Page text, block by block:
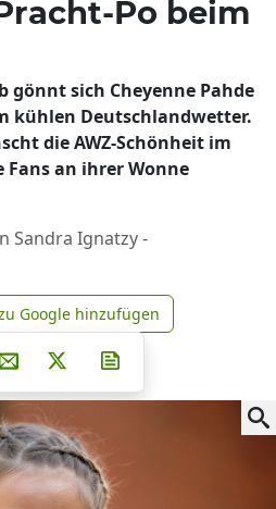
Po beim
gönnt sich Cheyenne Pahde
kühlen Deutschlandwetter.
die AWZ-Schönheit im
Fans an ihrer Wonne
Sandra Ignatzy -
news.de zu Google
Google hinzufügen
auf Facebook
Teilen auf Whatsapp
Teilen auf Telegram
auf Pinterest
Per E-Mail teilen
Post auf X